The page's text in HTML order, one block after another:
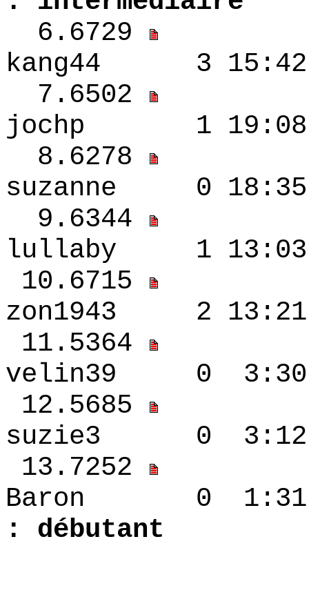
6.6729
kang44 3 15:42
7.6502
jochp 1 19:08
8.6278
suzanne 0
9.6344
lullaby 1
10.6715
zon1943 2
11.5364
velin39 0
12.5685
suzie3 0 3:12
13.7252
Baron 0
: débutant